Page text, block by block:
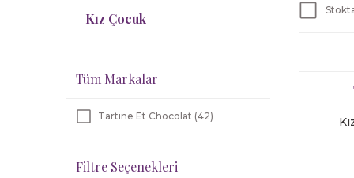
Kız Çocuk
Tüm Markalar
Tartine Et Chocolat (42)
Filtre Seçenekleri